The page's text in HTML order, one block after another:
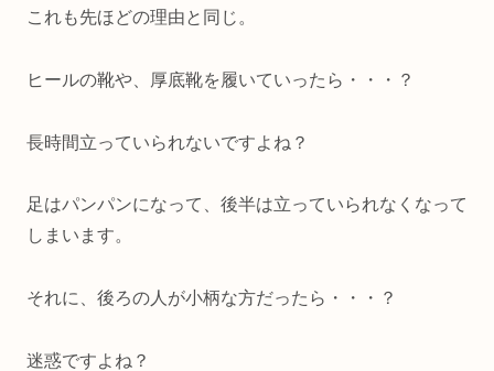
これも先ほどの理由と同じ。
ヒールの靴や、厚底靴を履いていったら・・・？
長時間立っていられないですよね？
足はパンパンになって、後半は立っていられなくなって
しまいます。
それに、後ろの人が小柄な方だったら・・・？
迷惑ですよね？